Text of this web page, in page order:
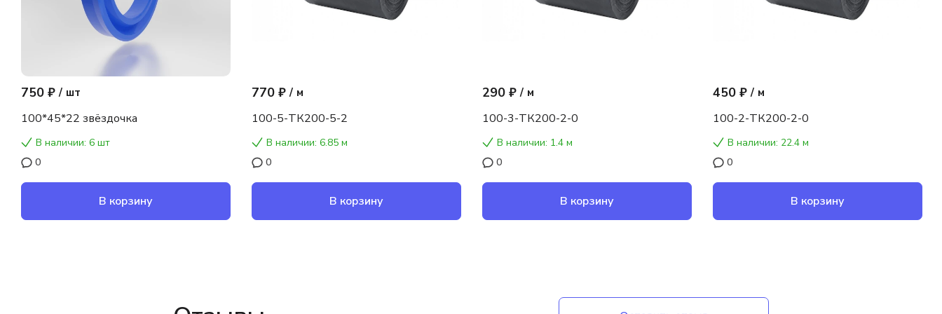
750 ₽ / шт
100*45*22 звёздочка
В наличии: 6 шт
0
В корзину
770 ₽ / м
100-5-ТК200-5-2
В наличии: 6.85 м
0
В корзину
290 ₽ / м
100-3-ТК200-2-0
В наличии: 1.4 м
0
В корзину
450 ₽ / м
100-2-ТК200-2-0
В наличии: 22.4 м
0
В корзину